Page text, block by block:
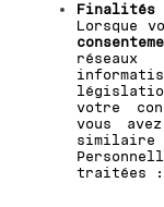
Finalités
Lorsque
votre
vous
traitées :